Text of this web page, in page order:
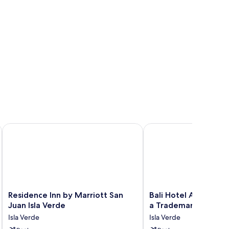
Residence
Inn
Marriott
Residence Inn by Marriott San
Juan Isla Verde
Isla Verde
Residence Inn by Marriott San Juan Isla Verde
Bali
Hotel
Only
Bali Hotel Adults
a Trademark by
Isla Verde
Bali Hotel Adults Only